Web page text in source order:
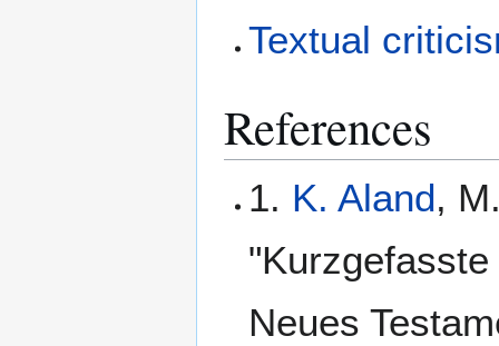
Textual
References
1. K. Aland,
Neues